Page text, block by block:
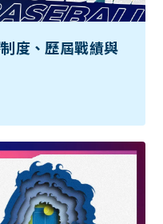
度、歷屆戰績與